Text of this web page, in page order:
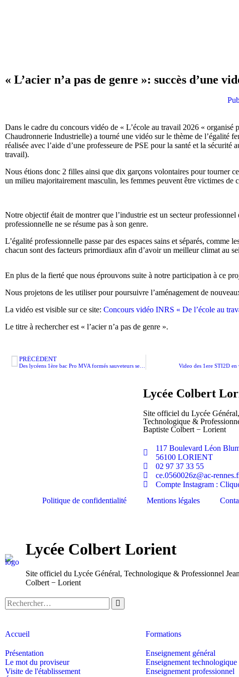
« L’acier n’a pas de genre »: succès d’une
Dans le cadre du concours vidéo de « L’école au travail 2026 «
Chaudronnerie Industrielle) a tourné une vidéo sur le thème de l’égalité
réalisée avec l’aide d’une professeure de PSE pour la santé et la
travail).
Nous étions donc 2 filles ainsi que dix garçons volontaires pour tourner
un milieu majoritairement masculin, les femmes peuvent être victimes de
Notre objectif était de montrer que l’industrie est un secteur
professionnelle ne se résume pas à son genre.
L’égalité professionnelle passe par des espaces sains et séparés, comme
chacun sont des facteurs primordiaux afin d’avoir un meilleur climat au
En plus de la fierté que nous éprouvons suite à notre participation à ce
Nous projetons de les utiliser pour poursuivre l’aménagement de
La vidéo est visible sur ce site: Concours vidéo INRS « De l’école au
Le titre à rechercher est « l’acier n’a pas de genre ».
PRÉCÉDENT
Video des 1ere STI2D en
Lycée Colbert
Site officiel du Lycée Général,
Technologique &
Baptiste Colbert − Lorient
117 Boulevard Léon
56100 LORIENT
02 97 37 33 55
ce.0560026z@ac-
Compte Instagram :
Politique de confidentialité Mentions légales
Lycée Colbert Lorient
Site officiel du Lycée Général, Technologique & Professionnel
Colbert − Lorient
Accueil
Présentation
Le mot du proviseur
Visite de l'établissement
Formations
Enseignement général
Enseignement technologique
Enseignement professionnel